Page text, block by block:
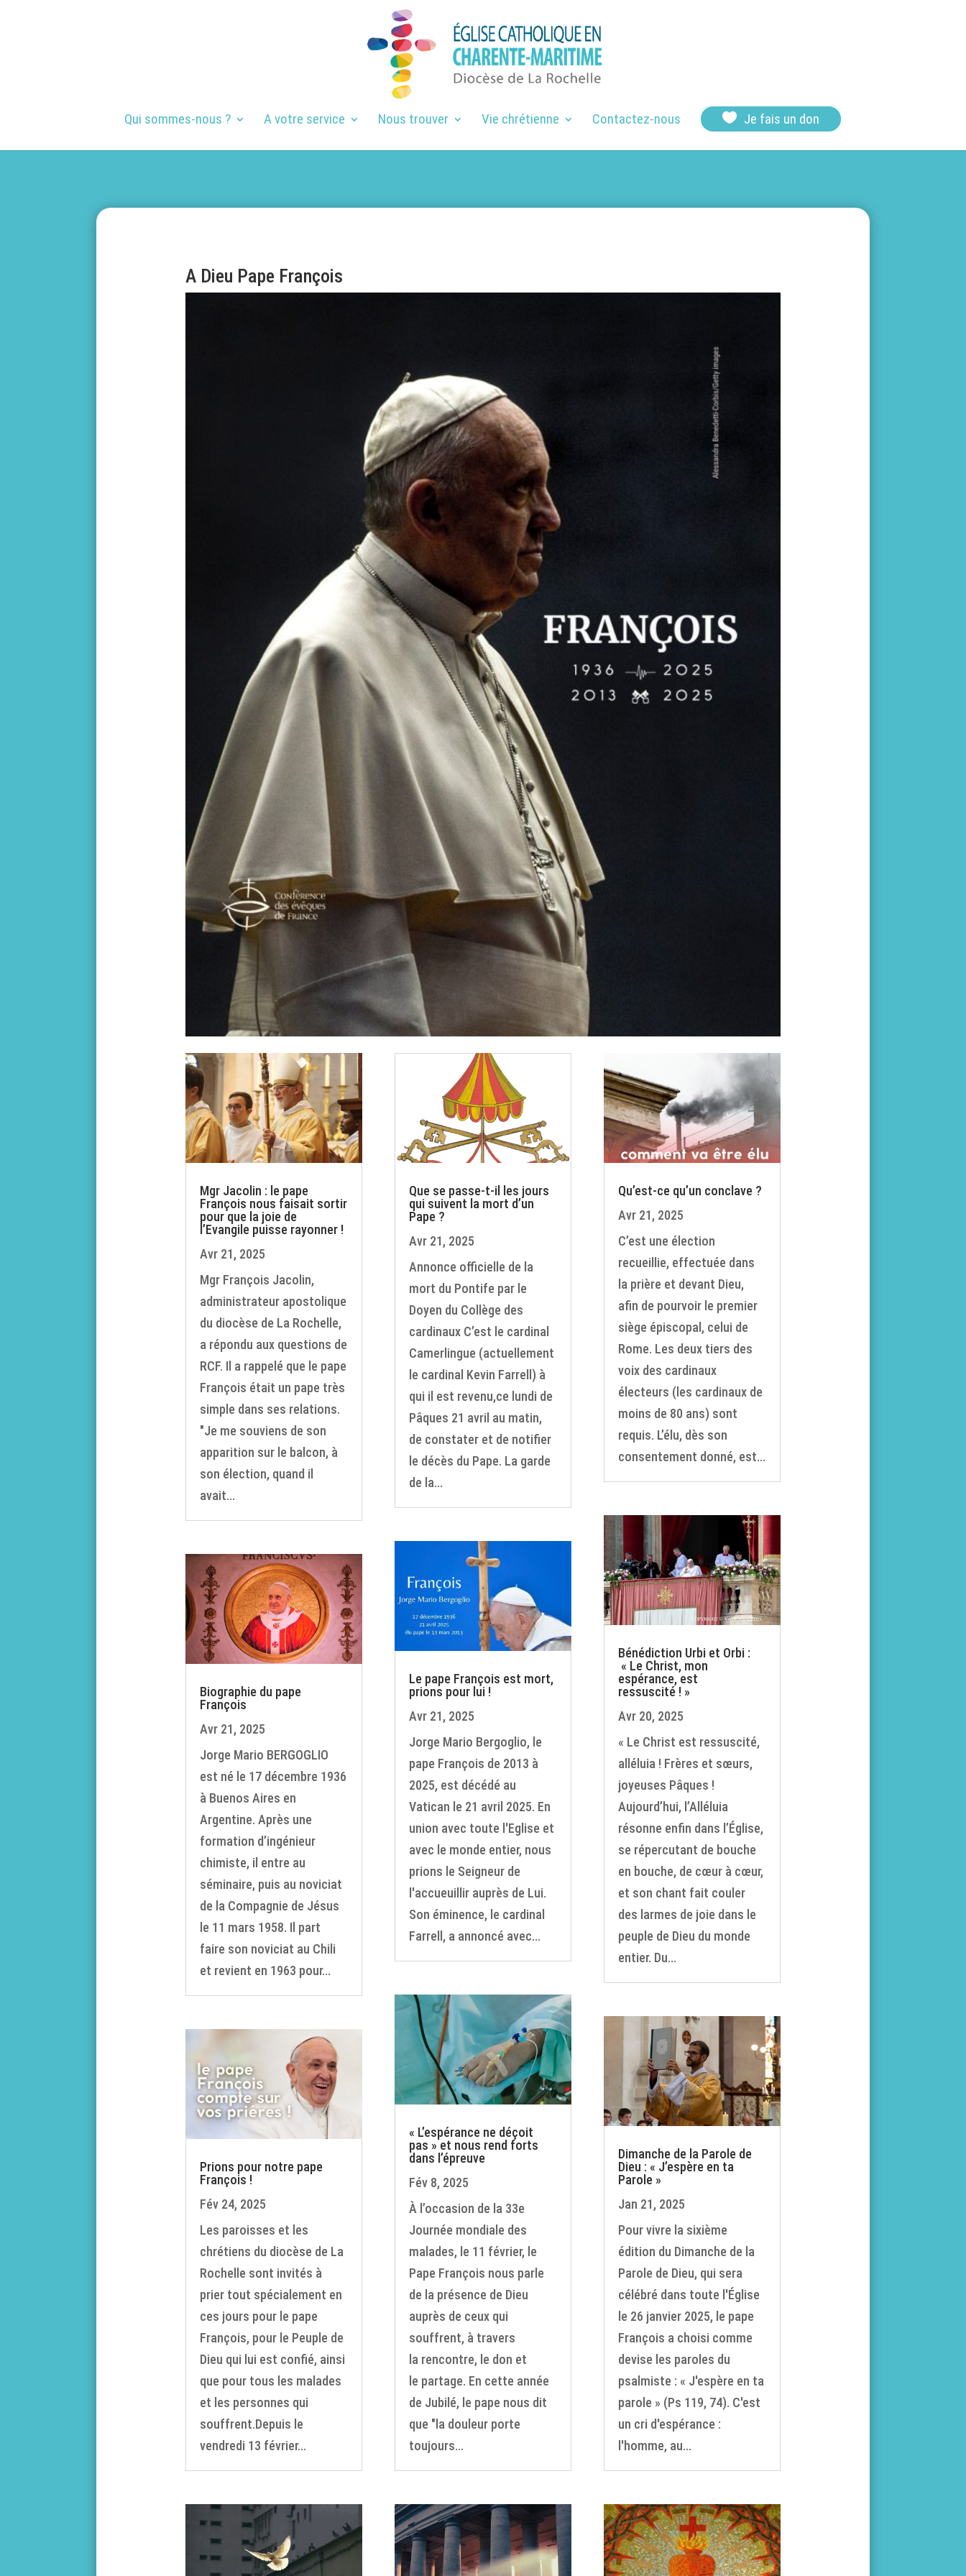
Qui sommes-nous ? A votre service Nous trouver Vie chrétienne Contactez-nous  Je fais un don
A Dieu Pape François
Mgr Jacolin : le pape
François nous faisait sortir
pour que la joie de
l’Evangile puisse rayonner !
Avr 21, 2025
Mgr François Jacolin,
administrateur apostolique
du diocèse de La Rochelle,
a répondu aux questions de
RCF. Il a rappelé que le pape
François était un pape très
simple dans ses relations.
"Je me souviens de son
apparition sur le balcon, à
son élection, quand il
avait...
Biographie du pape
François
Avr 21, 2025
Jorge Mario BERGOGLIO
est né le 17 décembre 1936
à Buenos Aires en
Argentine. Après une
formation d’ingénieur
chimiste, il entre au
séminaire, puis au noviciat
de la Compagnie de Jésus
le 11 mars 1958. Il part
faire son noviciat au Chili
et revient en 1963 pour...
Prions pour notre pape
François !
Fév 24, 2025
Les paroisses et les
chrétiens du diocèse de La
Rochelle sont invités à
prier tout spécialement en
ces jours pour le pape
François, pour le Peuple de
Dieu qui lui est confié, ainsi
que pour tous les malades
et les personnes qui
souffrent.Depuis le
vendredi 13 février...
Que se passe-t-il les jours
qui suivent la mort d’un
Pape ?
Avr 21, 2025
Annonce officielle de la
mort du Pontife par le
Doyen du Collège des
cardinaux C’est le cardinal
Camerlingue (actuellement
le cardinal Kevin Farrell) à
qui il est revenu,ce lundi de
Pâques 21 avril au matin,
de constater et de notifier
le décès du Pape. La garde
de la...
Le pape François est mort,
prions pour lui !
Avr 21, 2025
Jorge Mario Bergoglio, le
pape François de 2013 à
2025, est décédé au
Vatican le 21 avril 2025. En
union avec toute l'Eglise et
avec le monde entier, nous
prions le Seigneur de
l'accueuillir auprès de Lui.
Son éminence, le cardinal
Farrell, a annoncé avec...
« L’espérance ne déçoit
pas » et nous rend forts
dans l’épreuve
Fév 8, 2025
À l’occasion de la 33e
Journée mondiale des
malades, le 11 février, le
Pape François nous parle
de la présence de Dieu
auprès de ceux qui
souffrent, à travers
la rencontre, le don et
le partage. En cette année
de Jubilé, le pape nous dit
que "la douleur porte
toujours...
Qu’est-ce qu’un conclave ?
Avr 21, 2025
C’est une élection
recueillie, effectuée dans
la prière et devant Dieu,
afin de pourvoir le premier
siège épiscopal, celui de
Rome. Les deux tiers des
voix des cardinaux
électeurs (les cardinaux de
moins de 80 ans) sont
requis. L’élu, dès son
consentement donné, est...
Bénédiction Urbi et Orbi :
« Le Christ, mon
espérance, est
ressuscité ! »
Avr 20, 2025
« Le Christ est ressuscité,
alléluia ! Frères et sœurs,
joyeuses Pâques !
Aujourd’hui, l’Alléluia
résonne enfin dans l’Église,
se répercutant de bouche
en bouche, de cœur à cœur,
et son chant fait couler
des larmes de joie dans le
peuple de Dieu du monde
entier. Du...
Dimanche de la Parole de
Dieu : « J’espère en ta
Parole »
Jan 21, 2025
Pour vivre la sixième
édition du Dimanche de la
Parole de Dieu, qui sera
célébré dans toute l'Église
le 26 janvier 2025, le pape
François a choisi comme
devise les paroles du
psalmiste : « J'espère en ta
parole » (Ps 119, 74). C'est
un cri d'espérance :
l'homme, au...